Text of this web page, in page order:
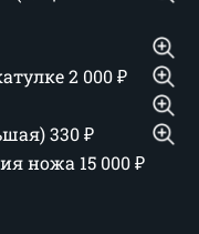
2 000₽
330₽
ножа 15 000₽